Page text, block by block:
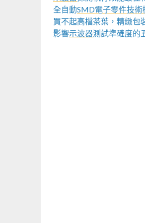
全自動SMD電子零件技術
買不起高檔茶葉，精緻包
影響示波器測試準確度的